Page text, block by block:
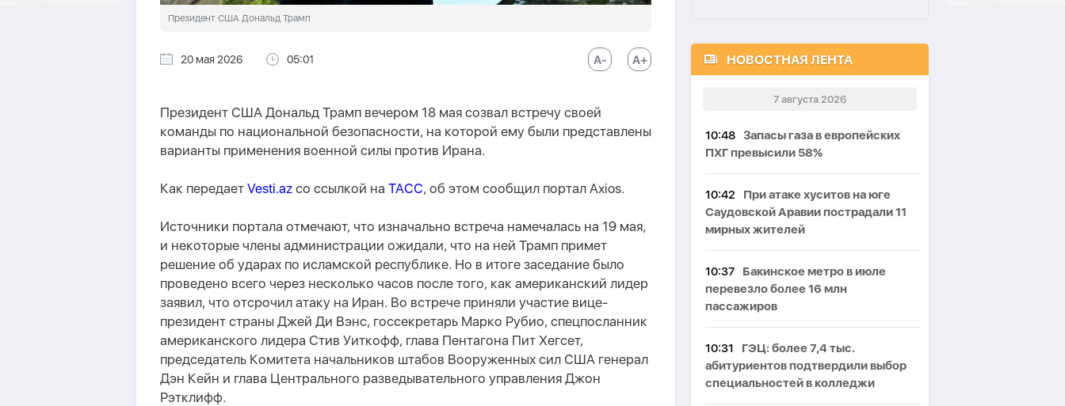
Президент США Дональд Трамп
20 мая 2026 05:01
Президент США Дональд Трамп вечером 18 мая созвал встречу своей
команды по национальной безопасности, на которой ему были представлены
варианты применения военной силы против Ирана.
Как передает Vesti.az со ссылкой на ТАСС, об этом сообщил портал Axios.
Источники портала отмечают, что изначально встреча намечалась на 19 мая,
и некоторые члены администрации ожидали, что на ней Трамп примет
решение об ударах по исламской республике. Но в итоге заседание было
проведено всего через несколько часов после того, как американский лидер
заявил, что отсрочил атаку на Иран. Во встрече приняли участие вице-
президент страны Джей Ди Вэнс, госсекретарь Марко Рубио, спецпосланник
американского лидера Стив Уиткофф, глава Пентагона Пит Хегсет,
председатель Комитета начальников штабов Вооруженных сил США генерал
Дэн Кейн и глава Центрального разведывательного управления Джон
Рэтклифф.
НОВОСТНАЯ ЛЕНТА
7 августа 2026
10:48 Запасы газа в европейских
ПХГ превысили 58%
10:42
При атаке хуситов на юге
Саудовской Аравии пострадали 11
мирных жителей
10:37
Бакинское метро в июле
перевезло более 16 млн
пассажиров
10:31
ГЭЦ: более 7,4 тыс.
абитуриентов подтвердили выбор
специальностей в колледжи